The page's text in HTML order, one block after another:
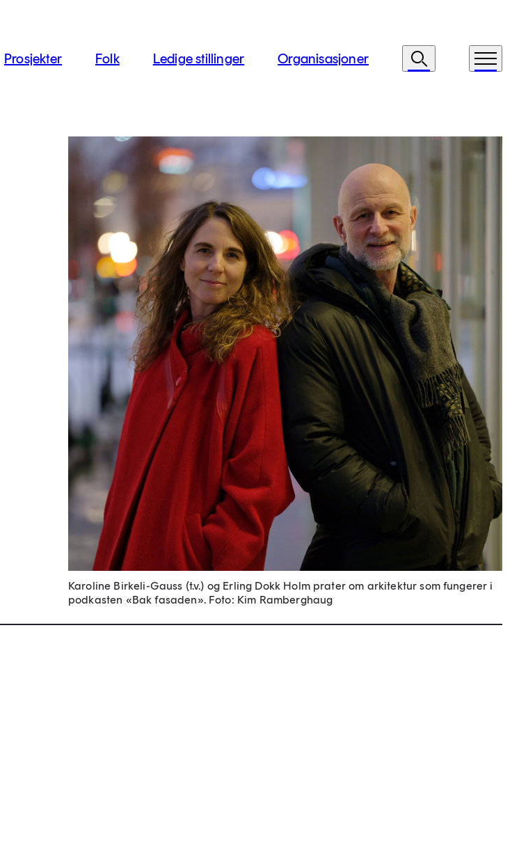
Prosjekter Folk Ledige stillinger Organisasjoner Søk Meny
Karoline Birkeli-Gauss (t.v.) og Erling Dokk Holm prater om arkitektur som fungerer i
podkasten «Bak fasaden».Foto: Kim Ramberghaug